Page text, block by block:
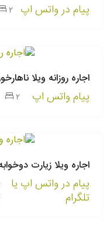
پیام در واتس اپ ۲
اجاره روزانه ویلا
پیام واتس اپ ۲
اجاره ویلا زیارت دوخوابه
پیام در واتس اپ یا
تلگرام